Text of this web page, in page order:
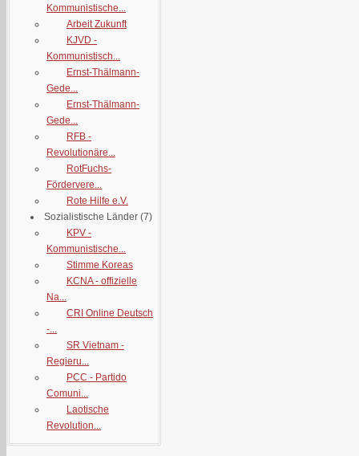
Kommunistische...
Arbeit Zukunft
KJVD -
Kommunistisch...
Ernst-Thälmann-
Gede...
Ernst-Thälmann-
Gede...
RFB -
Revolutionäre...
RotFuchs-
Fördervere...
Rote Hilfe e.V.
Sozialistische Länder (7)
KPV -
Kommunistische...
Stimme Koreas
KCNA - offizielle
Na...
CRI Online Deutsch
-...
SR Vietnam -
Regieru...
PCC - Partido
Comuni...
Laotische
Revolution...